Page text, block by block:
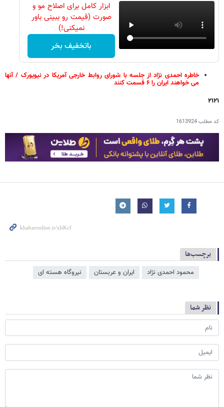
ابزار کامل برای اصلاح مو و
صورت (قیمت رو ببینی باور
نمیکنی!)
باتخفیف بخر
خاطره احمدی نژاد از جلسه با شورای روابط خارجی آمریکا در نیویورک / آنها
می خواهند ایران را ۶ قسمت کنند
۲۱۲۱
کد مطلب1613924
برچسب‌ها
محمود احمدی ‌نژاد ایران و عربستان نیروگاه هسته ای
نظر شما